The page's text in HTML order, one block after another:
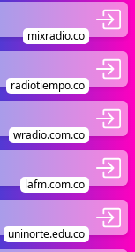
mixradio.co
radiotiempo.co
wradio.com.co
lafm.com.co
uninorte.edu.co